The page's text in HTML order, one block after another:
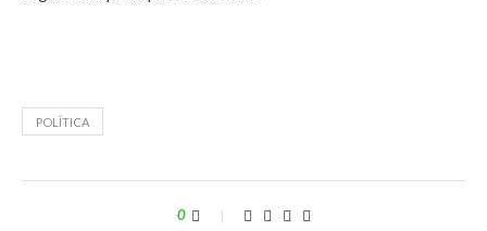
POLÍTICA
0